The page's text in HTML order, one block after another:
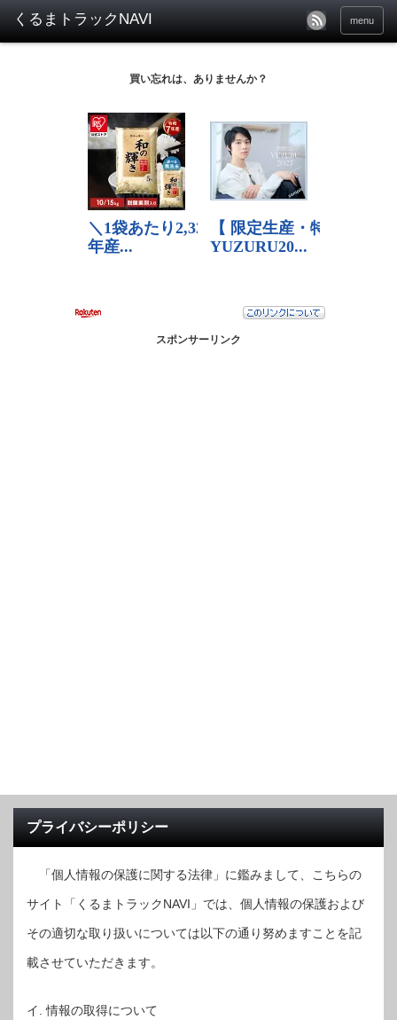
menu
買い忘れは、ありませんか？
スポンサーリンク
プライバシーポリシー
「個人情報の保護に関する法律」に鑑みまして、こちらの
サイト「くるまトラックNAVI」では、個人情報の保護および
その適切な取り扱いについては以下の通り努めますことを記
載させていただきます。
イ. 情報の取得について